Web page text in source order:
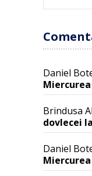
Daniel
Brindusa
dovlecei
Daniel